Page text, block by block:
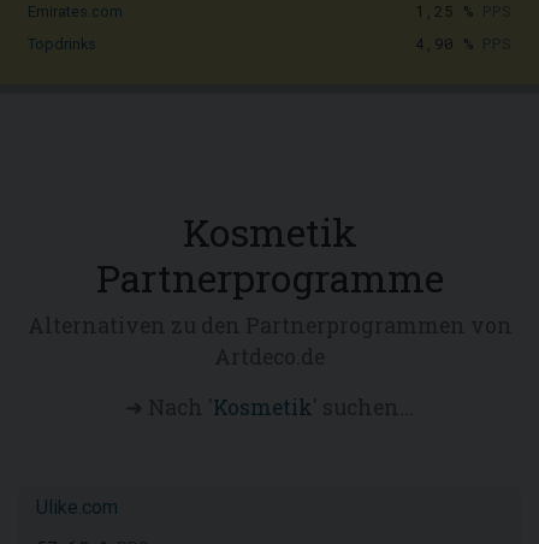
Emirates.com 1,25 %
Topdrinks 4,90 %
Kosmetik
Partnerprogramme
Kosmetik
Ulike.com